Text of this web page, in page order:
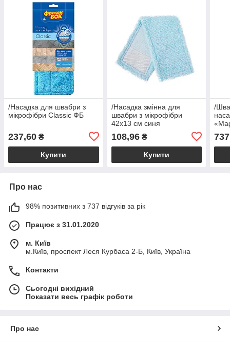
/Насадка для швабри з
мікрофібри Classic ФБ
237,60 ₴
Купити
/Насадка змінна для
швабри з мікрофібри
42х13 см синя
108,96₴
Купити
/
Про нас
98% позитивних з 737 відгуків за рік
Працює з 31.01.2020
м. Київ
м.Київ, проспект Леся Курбаса 2-Б, Київ, Україна
Контакти
Сьогодні вихідний
Показати весь графік роботи
Про нас